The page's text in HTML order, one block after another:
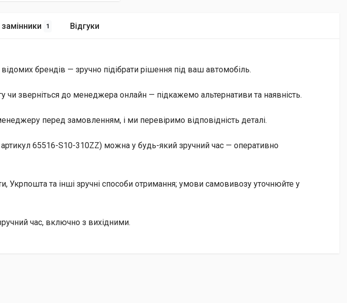
замінники 1 Відгуки
брендів — зручно підібрати рішення під ваш автомобіль.
зверніться до менеджера онлайн — підкажемо альтернативи та наявність.
перед замовленням, і ми перевіримо відповідність деталі.
65516-S10-310ZZ) можна у будь-який зручний час — оперативно
Укрпошта та інші зручні способи отримання; умови самовивозу уточнюйте у
час, включно з вихідними.